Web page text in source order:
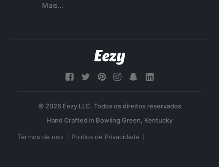
Mais...
© 2026 Eezy LLC. Todos os direitos reservados
Termos de uso Política de Privacidade